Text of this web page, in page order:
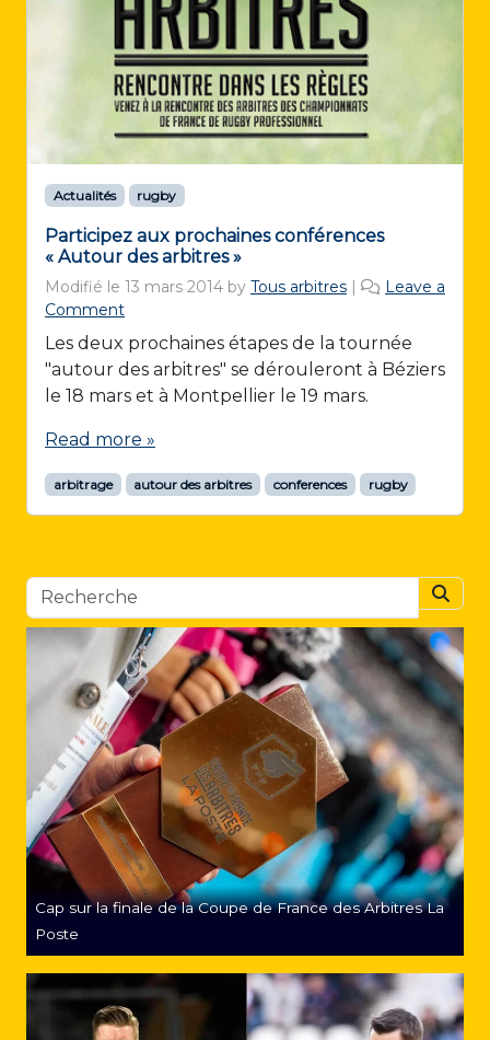
Actualités rugby
Participez aux prochaines conférences
« Autour des arbitres »
Modifié le 13 mars 2014 by Tous arbitres |
Leave a
Comment
Les deux prochaines étapes de la tournée
"autour des arbitres" se dérouleront à Béziers
le 18 mars et à Montpellier le 19 mars.
Read more »
arbitrage autour des arbitres conferences rugby
Cap sur la finale de la Coupe de France des Arbitres La
Poste